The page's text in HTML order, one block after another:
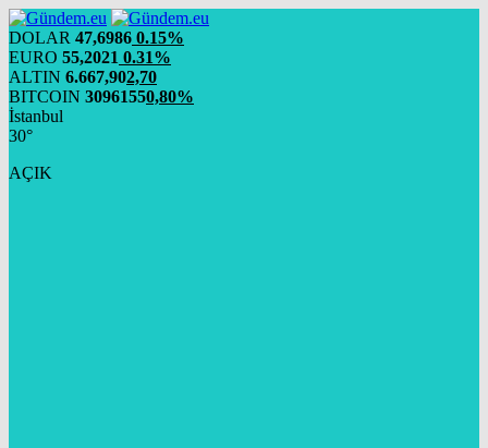
DOLAR 47,6986 0.15%
EURO 55,2021 0.31%
ALTIN 6.667,902,70
BITCOIN 30961550,80%
İstanbul
30°
AÇIK